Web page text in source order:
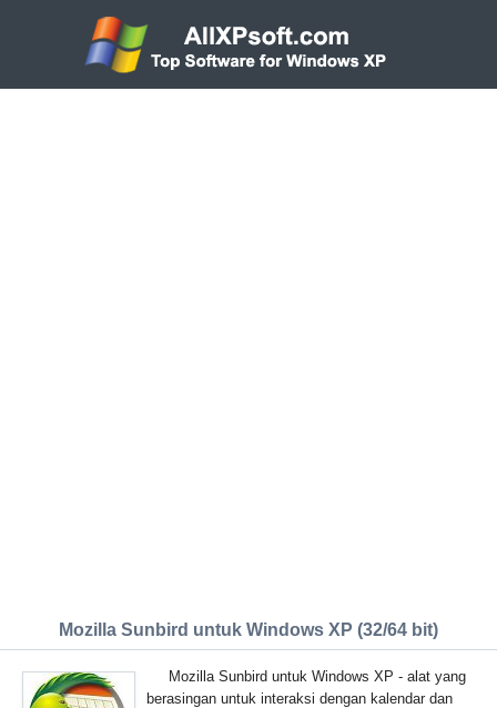
Mozilla Sunbird untuk Windows XP (32/64 bit)
Mozilla Sunbird untuk Windows XP - alat yang
berasingan untuk interaksi dengan kalendar dan